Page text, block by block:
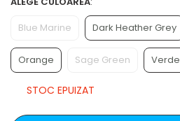
Blue Marine
Dark Heather Grey
Orange Sage Green Verde
STOC EPUIZAT